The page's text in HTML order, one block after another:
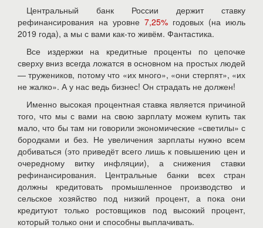
Центральный банк России держит ставку
рефинансирования на уровне 7,25% годовых (на июль
2019 года), а мы с вами как-то живём. Фантастика.
Все издержки на кредитные проценты по цепочке
сверху вниз всегда ложатся в основном на простых людей
— тружеников, потому что «их много», «они стерпят», «их
не жалко». А у нас ведь бизнес! Он страдать не должен!
Именно высокая процентная ставка является причиной
того, что мы с вами на свою зарплату можем купить так
мало, что бы там ни говорили экономические «светилы» с
бородками и без. Не увеличения зарплаты нужно всем
добиваться (это приведёт всего лишь к повышению цен и
очередному витку инфляции), а снижения ставки
рефинансирования. Центральные банки всех стран
должны кредитовать промышленное производство и
сельское хозяйство под низкий процент, а пока они
кредитуют только ростовщиков под высокий процент,
который только они и способны выплачивать.